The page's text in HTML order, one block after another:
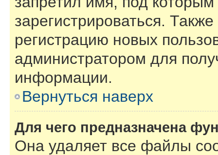
зарегистрироваться.
регистрацию новых
администратором для
информации.
Вернуться наверх
Для чего предназначена
Она удаляет все файлы